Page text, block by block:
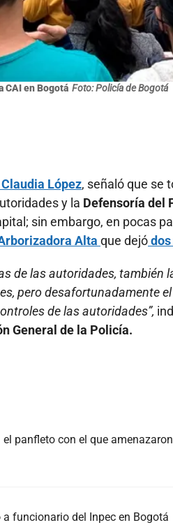
CAI en Bogotá Foto: Policía de Bogotá
López, señaló que se
y la Defensoría del
sin embargo, en pocas
Alta que dejó
de las autoridades, también
pero desafortunadamente
de las autoridades”,
General de la Policía.
panfleto con el que
funcionario del Inpec en Bogotá